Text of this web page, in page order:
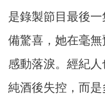
是錄製節目最後
備驚喜，她在毫
感動落淚。經紀
純酒後失控，而是